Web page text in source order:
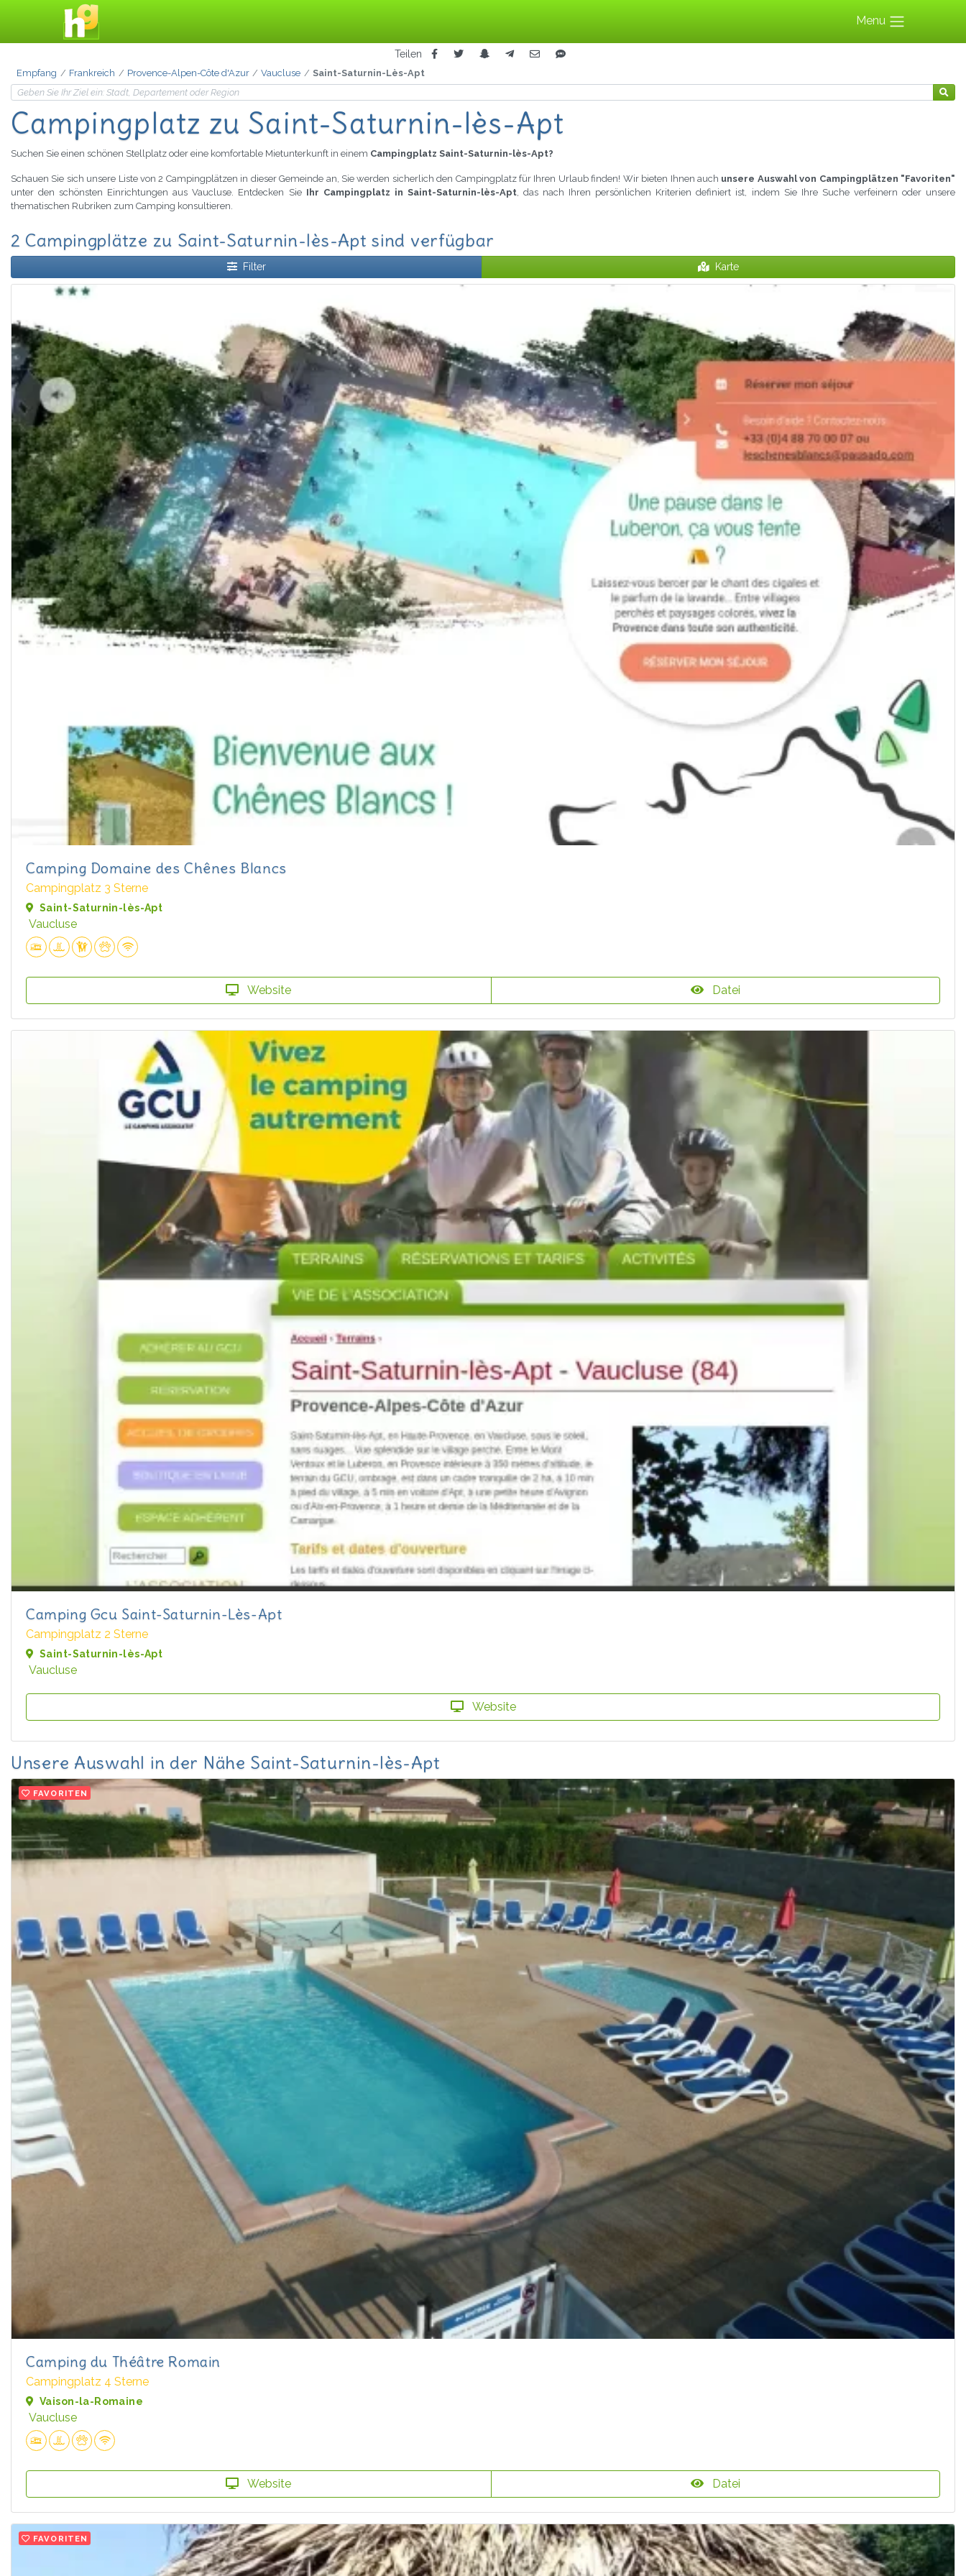
Menu
Teilen
Empfang Frankreich Provence-Alpen-Côte d'Azur Vaucluse Saint-Saturnin-Lès-Apt
Campingplatz zu Saint-Saturnin-lès-Apt
Suchen Sie einen schönen Stellplatz oder eine komfortable Mietunterkunft in einem Campingplatz Saint-Saturnin-lès-Apt?
Schauen Sie sich unsere Liste von 2 Campingplätzen in dieser Gemeinde an, Sie werden sicherlich den Campingplatz für Ihren Urlaub finden! Wir bieten Ihnen auch unsere Auswahl von Campingplätzen "Favoriten"
unter den schönsten Einrichtungen aus Vaucluse. Entdecken Sie Ihr Campingplatz in Saint-Saturnin-lès-Apt, das nach Ihren persönlichen Kriterien definiert ist, indem Sie Ihre Suche verfeinern oder unsere
thematischen Rubriken zum Camping konsultieren.
2 Campingplätze zu Saint-Saturnin-lès-Apt sind verfügbar
Filter Karte
Camping Domaine des Chênes Blancs
Campingplatz 3 Sterne
Saint-Saturnin-lès-Apt
Vaucluse
Website Datei
Camping Gcu Saint-Saturnin-Lès-Apt
Campingplatz 2 Sterne
Saint-Saturnin-lès-Apt
Vaucluse
Website
Unsere Auswahl in der Nähe Saint-Saturnin-lès-Apt
FAVORITEN
Camping du Théâtre Romain
Campingplatz 4 Sterne
Vaison-la-Romaine
Vaucluse
Website Datei
FAVORITEN